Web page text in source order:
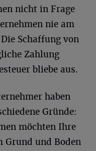
nicht in Frage
nie am
Schaffung von
Zahlung
bliebe aus.
haben
Gründe:
möchten Ihre
Grund und Boden